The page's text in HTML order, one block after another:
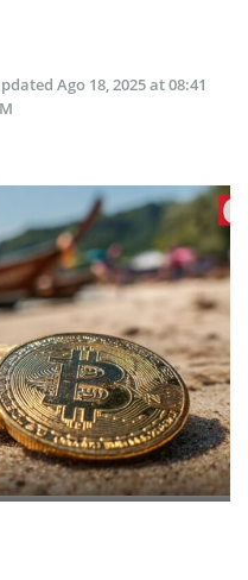
Ago 18, 2025 at 08:41